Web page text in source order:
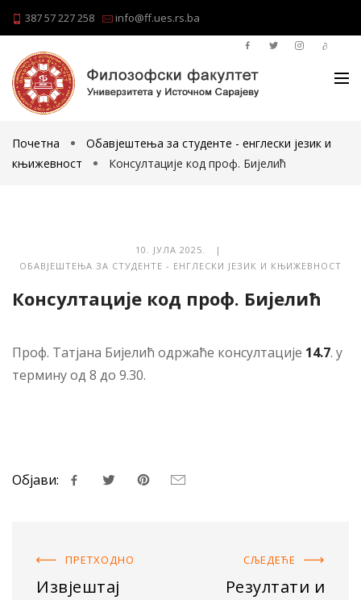
387 57 227 258 info@ff.ues.rs.ba
Почетна
Обавјештења за студенте - енглески језик и
књижевност
Консултације код проф. Бијелић
10. ЈУЛА 2025. |
ОБАВЈЕШТЕЊА ЗА СТУДЕНТЕ - ЕНГЛЕСКИ ЈЕЗИК И КЊИЖЕВНОСТ
Консултације код проф. Бијелић
Проф. Татјана Бијелић одржаће консултације 14.7. у
термину од 8 до 9.30.
Објави:
ПРЕТХОДНO
Извјештај
СЉЕДЕЋE
Резултати и